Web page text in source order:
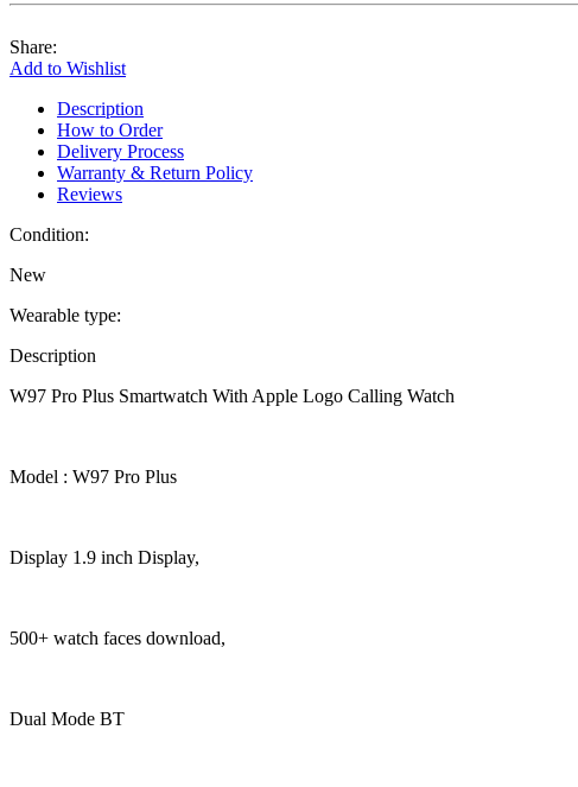
Share:
Add to Wishlist
Description
How to Order
Delivery Process
Warranty & Return Policy
Reviews
Condition:
New
Wearable type:
Description
W97 Pro Plus Smartwatch With Apple Logo Calling Watch
Model : W97 Pro Plus
Display 1.9 inch Display,
500+ watch faces download,
Dual Mode BT